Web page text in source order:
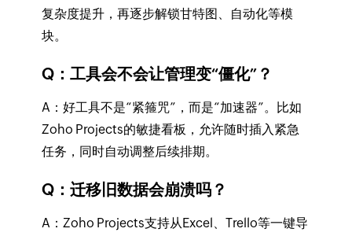
复杂度提升，再逐步解锁甘特图、自动化等模
块。
Q：工具会不会让管理变“僵化”？
A：好工具不是“紧箍咒”，而是“加速器”。比如
Zoho Projects的敏捷看板，允许随时插入紧急
任务，同时自动调整后续排期。
Q：迁移旧数据会崩溃吗？
A：Zoho Projects支持从Excel、Trello等一键导